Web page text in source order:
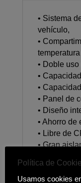
• Sistema
vehículo,
•
• Doble
•
•
• Panel de
• Diseño
• Ahorro de
• Libre de
• Gran
-20°C /
• Tamaño
Política de
Usamos cookies